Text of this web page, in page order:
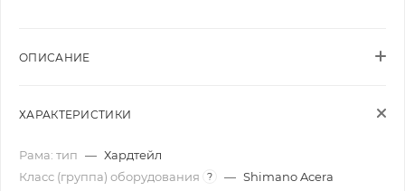
ОПИСАНИЕ
ХАРАКТЕРИСТИКИ
Рама: тип — Хардтейл
Класс (группа) оборудования
? — Shimano Acera